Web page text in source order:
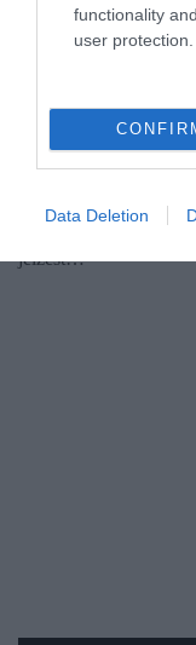
functionality
user protection.
Data Deletion
bírságba
Az MNB 10 millió
kereskedés miatt. Az
jelzést…